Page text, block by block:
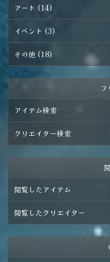
アート (14)
イベント (3)
その他 (18)
アイテム検索
クリエイター検索
閲覧したアイテム
閲覧したクリエイター